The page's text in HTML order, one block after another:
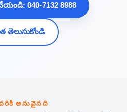
040-7132 8988
తెలుసుకోండి
అనువైనది